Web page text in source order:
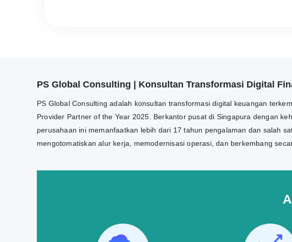
PS Global Consulting | Konsultan Transformasi Digital
PS Global Consulting adalah konsultan transformasi digital keuangan
Provider Partner of the Year 2025. Berkantor pusat di Singapura dengan
perusahaan ini memanfaatkan lebih dari 17 tahun pengalaman dan salah
mengotomatiskan alur kerja, memodernisasi operasi, dan berkembang